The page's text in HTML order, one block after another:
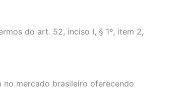
do art. 52, inciso I, § 1º, item 2,
no mercado brasileiro oferecendo